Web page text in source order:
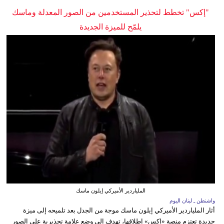
"إكس" تخطط لتحذير المستخدمين من الصور المعدلة وماسك
يلمّح للميزة الجديدة
الملياردير الأميركي إيلون ماسك
واشنطن ـ لبنان اليوم
أثار الملياردير الأميركي إيلون ماسك موجة من الجدل بعد تلميحه إلى ميزة
جديدة تعتزم منصة «إكس» إطلاقها، تهدف إلى وضع علامة تحذيرية على الصور